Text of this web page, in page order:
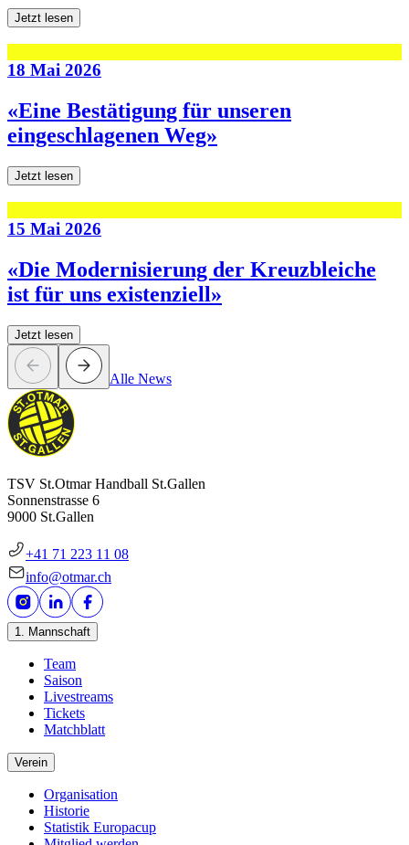
Jetzt lesen
18 Mai 2026
«Eine Bestätigung für unseren
eingeschlagenen Weg»
Jetzt lesen
15 Mai 2026
«Die Modernisierung der Kreuzbleiche
ist für uns existenziell»
Jetzt lesen
Alle News
TSV St.Otmar Handball St.Gallen
Sonnenstrasse 6
9000 St.Gallen
+41 71 223 11 08
info@otmar.ch
1. Mannschaft
Team
Saison
Livestreams
Tickets
Matchblatt
Verein
Organisation
Historie
Statistik Europacup